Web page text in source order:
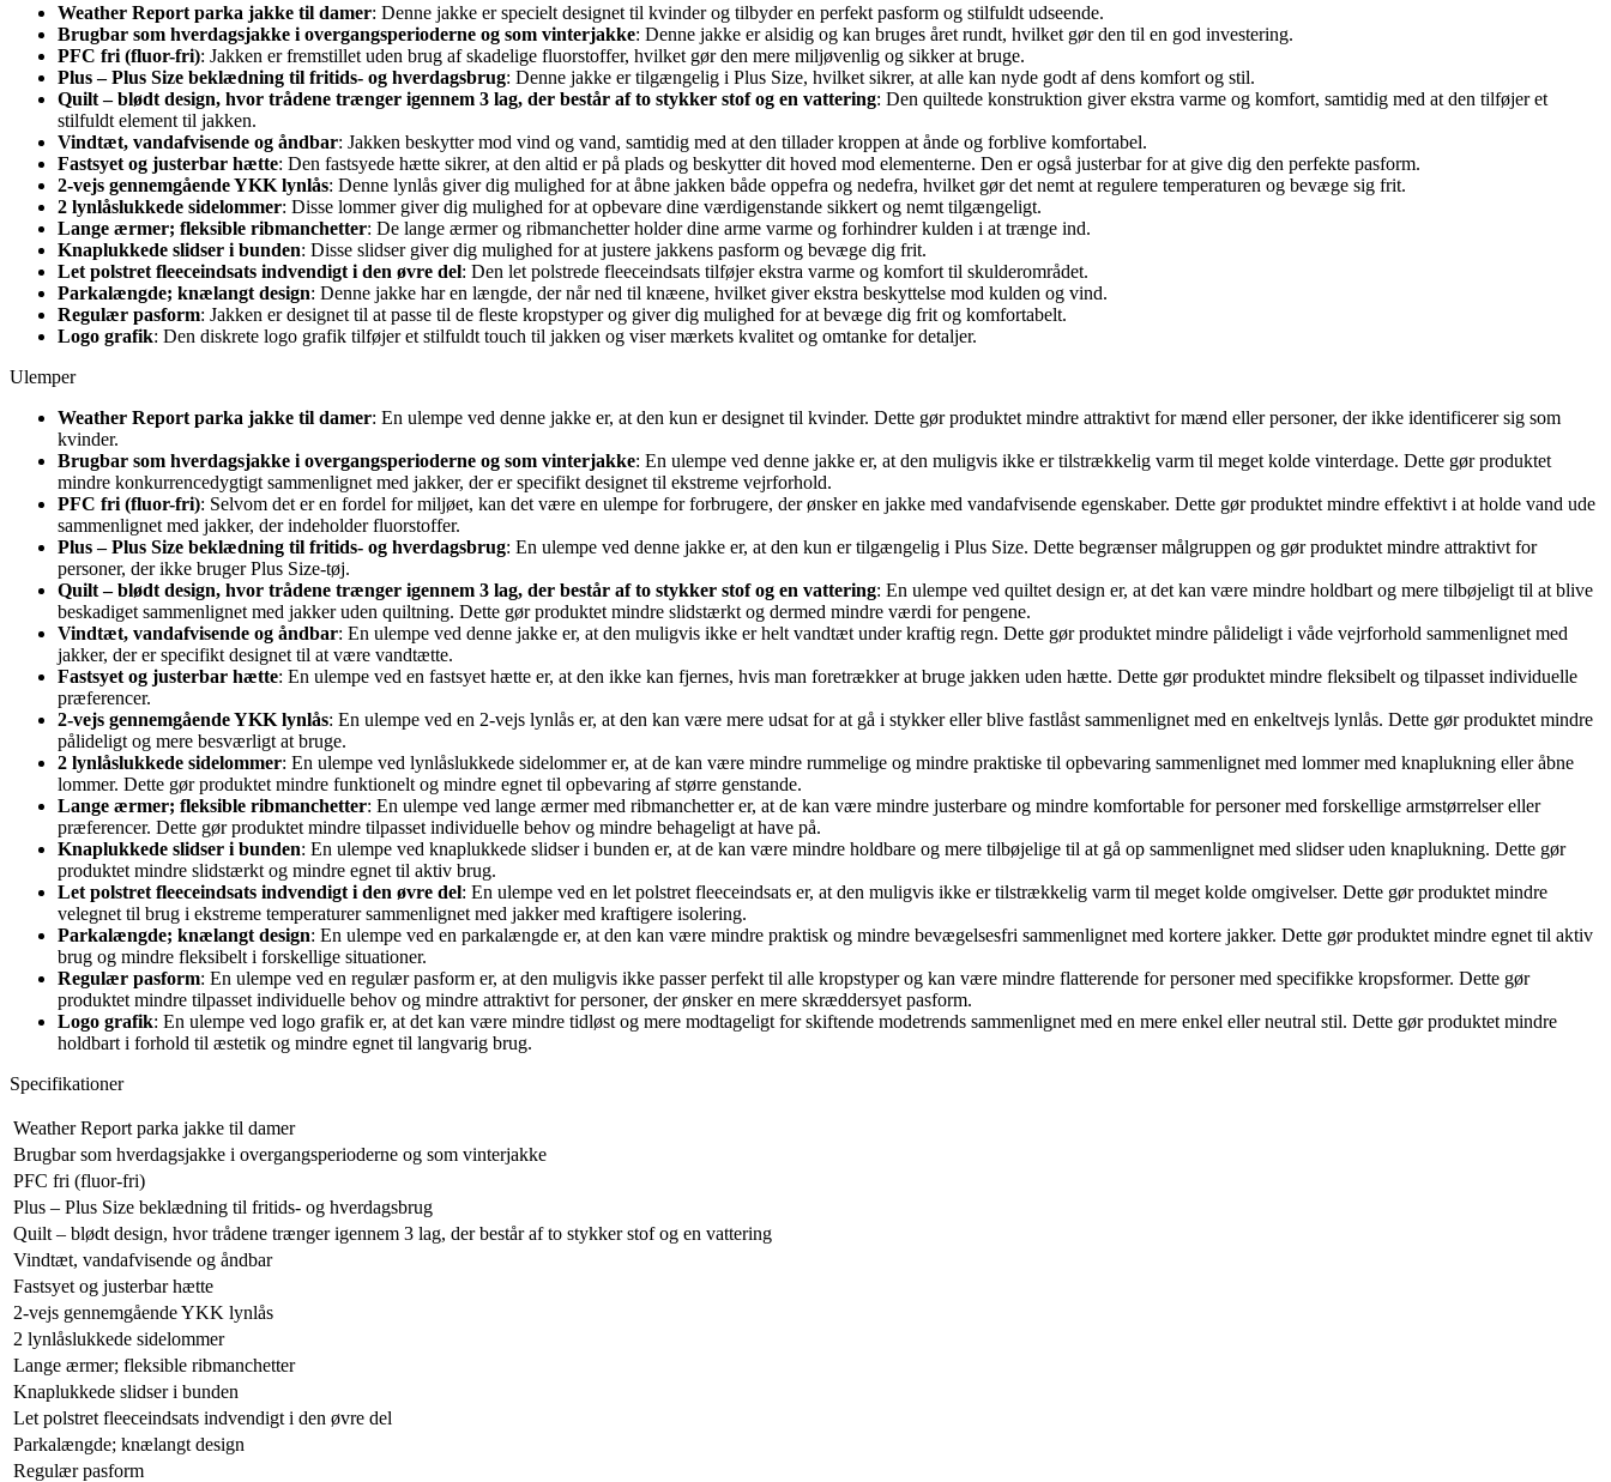
Weather Report parka jakke til damer: Denne jakke er specielt designet til kvinder og tilbyder en perfekt pasform og stilfuldt udseende.
Brugbar som hverdagsjakke i overgangsperioderne og som vinterjakke: Denne jakke er alsidig og kan bruges året rundt, hvilket gør den til en god investering.
PFC fri (fluor-fri): Jakken er fremstillet uden brug af skadelige fluorstoffer, hvilket gør den mere miljøvenlig og sikker at bruge.
Plus – Plus Size beklædning til fritids- og hverdagsbrug: Denne jakke er tilgængelig i Plus Size, hvilket sikrer, at alle kan nyde godt af dens komfort og stil.
Quilt – blødt design, hvor trådene trænger igennem 3 lag, der består af to stykker stof og en vattering: Den quiltede konstruktion giver ekstra varme og komfort, samtidig med at den tilføjer et
stilfuldt element til jakken.
Vindtæt, vandafvisende og åndbar: Jakken beskytter mod vind og vand, samtidig med at den tillader kroppen at ånde og forblive komfortabel.
Fastsyet og justerbar hætte: Den fastsyede hætte sikrer, at den altid er på plads og beskytter dit hoved mod elementerne. Den er også justerbar for at give dig den perfekte pasform.
2-vejs gennemgående YKK lynlås: Denne lynlås giver dig mulighed for at åbne jakken både oppefra og nedefra, hvilket gør det nemt at regulere temperaturen og bevæge sig frit.
2 lynlåslukkede sidelommer: Disse lommer giver dig mulighed for at opbevare dine værdigenstande sikkert og nemt tilgængeligt.
Lange ærmer; fleksible ribmanchetter: De lange ærmer og ribmanchetter holder dine arme varme og forhindrer kulden i at trænge ind.
Knaplukkede slidser i bunden: Disse slidser giver dig mulighed for at justere jakkens pasform og bevæge dig frit.
Let polstret fleeceindsats indvendigt i den øvre del: Den let polstrede fleeceindsats tilføjer ekstra varme og komfort til skulderområdet.
Parkalængde; knælangt design: Denne jakke har en længde, der når ned til knæene, hvilket giver ekstra beskyttelse mod kulden og vind.
Regulær pasform: Jakken er designet til at passe til de fleste kropstyper og giver dig mulighed for at bevæge dig frit og komfortabelt.
Logo grafik: Den diskrete logo grafik tilføjer et stilfuldt touch til jakken og viser mærkets kvalitet og omtanke for detaljer.
Ulemper
Weather Report parka jakke til damer: En ulempe ved denne jakke er, at den kun er designet til kvinder. Dette gør produktet mindre attraktivt for mænd eller personer, der ikke identificerer sig som
kvinder.
Brugbar som hverdagsjakke i overgangsperioderne og som vinterjakke: En ulempe ved denne jakke er, at den muligvis ikke er tilstrækkelig varm til meget kolde vinterdage. Dette gør produktet
mindre konkurrencedygtigt sammenlignet med jakker, der er specifikt designet til ekstreme vejrforhold.
PFC fri (fluor-fri): Selvom det er en fordel for miljøet, kan det være en ulempe for forbrugere, der ønsker en jakke med vandafvisende egenskaber. Dette gør produktet mindre effektivt i at holde vand ude
sammenlignet med jakker, der indeholder fluorstoffer.
Plus – Plus Size beklædning til fritids- og hverdagsbrug: En ulempe ved denne jakke er, at den kun er tilgængelig i Plus Size. Dette begrænser målgruppen og gør produktet mindre attraktivt for
personer, der ikke bruger Plus Size-tøj.
Quilt – blødt design, hvor trådene trænger igennem 3 lag, der består af to stykker stof og en vattering: En ulempe ved quiltet design er, at det kan være mindre holdbart og mere tilbøjeligt til at blive
beskadiget sammenlignet med jakker uden quiltning. Dette gør produktet mindre slidstærkt og dermed mindre værdi for pengene.
Vindtæt, vandafvisende og åndbar: En ulempe ved denne jakke er, at den muligvis ikke er helt vandtæt under kraftig regn. Dette gør produktet mindre pålideligt i våde vejrforhold sammenlignet med
jakker, der er specifikt designet til at være vandtætte.
Fastsyet og justerbar hætte: En ulempe ved en fastsyet hætte er, at den ikke kan fjernes, hvis man foretrækker at bruge jakken uden hætte. Dette gør produktet mindre fleksibelt og tilpasset individuelle
præferencer.
2-vejs gennemgående YKK lynlås: En ulempe ved en 2-vejs lynlås er, at den kan være mere udsat for at gå i stykker eller blive fastlåst sammenlignet med en enkeltvejs lynlås. Dette gør produktet mindre
pålideligt og mere besværligt at bruge.
2 lynlåslukkede sidelommer: En ulempe ved lynlåslukkede sidelommer er, at de kan være mindre rummelige og mindre praktiske til opbevaring sammenlignet med lommer med knaplukning eller åbne
lommer. Dette gør produktet mindre funktionelt og mindre egnet til opbevaring af større genstande.
Lange ærmer; fleksible ribmanchetter: En ulempe ved lange ærmer med ribmanchetter er, at de kan være mindre justerbare og mindre komfortable for personer med forskellige armstørrelser eller
præferencer. Dette gør produktet mindre tilpasset individuelle behov og mindre behageligt at have på.
Knaplukkede slidser i bunden: En ulempe ved knaplukkede slidser i bunden er, at de kan være mindre holdbare og mere tilbøjelige til at gå op sammenlignet med slidser uden knaplukning. Dette gør
produktet mindre slidstærkt og mindre egnet til aktiv brug.
Let polstret fleeceindsats indvendigt i den øvre del: En ulempe ved en let polstret fleeceindsats er, at den muligvis ikke er tilstrækkelig varm til meget kolde omgivelser. Dette gør produktet mindre
velegnet til brug i ekstreme temperaturer sammenlignet med jakker med kraftigere isolering.
Parkalængde; knælangt design: En ulempe ved en parkalængde er, at den kan være mindre praktisk og mindre bevægelsesfri sammenlignet med kortere jakker. Dette gør produktet mindre egnet til aktiv
brug og mindre fleksibelt i forskellige situationer.
Regulær pasform: En ulempe ved en regulær pasform er, at den muligvis ikke passer perfekt til alle kropstyper og kan være mindre flatterende for personer med specifikke kropsformer. Dette gør
produktet mindre tilpasset individuelle behov og mindre attraktivt for personer, der ønsker en mere skræddersyet pasform.
Logo grafik: En ulempe ved logo grafik er, at det kan være mindre tidløst og mere modtageligt for skiftende modetrends sammenlignet med en mere enkel eller neutral stil. Dette gør produktet mindre
holdbart i forhold til æstetik og mindre egnet til langvarig brug.
Specifikationer
Weather Report parka jakke til damer
Brugbar som hverdagsjakke i overgangsperioderne og som vinterjakke
PFC fri (fluor-fri)
Plus – Plus Size beklædning til fritids- og hverdagsbrug
Quilt – blødt design, hvor trådene trænger igennem 3 lag, der består af to stykker stof og en vattering
Vindtæt, vandafvisende og åndbar
Fastsyet og justerbar hætte
2-vejs gennemgående YKK lynlås
2 lynlåslukkede sidelommer
Lange ærmer; fleksible ribmanchetter
Knaplukkede slidser i bunden
Let polstret fleeceindsats indvendigt i den øvre del
Parkalængde; knælangt design
Regulær pasform